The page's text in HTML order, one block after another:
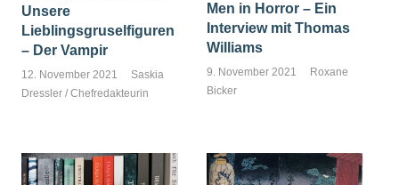
Unsere
Lieblingsgruselfiguren
– Der Vampir
12. November 2021
Saskia
Dressler / Chefredakteurin
Men in Horror – Ein
Interview mit Thomas
Williams
9. November 2021
Roxane
Bicker